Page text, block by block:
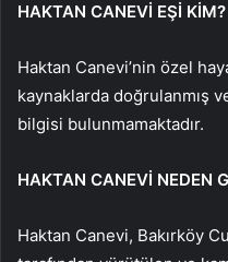
HAKTAN CANEVİ EŞİ KİM?
Haktan Canevi’nin özel
kaynaklarda doğrulanmış
bilgisi bulunmamaktadır.
HAKTAN CANEVİ NEDEN
Haktan Canevi, Bakırköy